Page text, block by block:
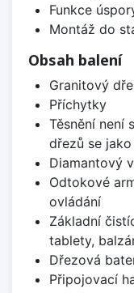
Funkce
Montáž do
Obsah balení
Granitový
Příchytky
Těsnění není
dřezů se
Diamantový
Odtokové
ovládání
Základní
tablety,
Dřezová
Připojovací